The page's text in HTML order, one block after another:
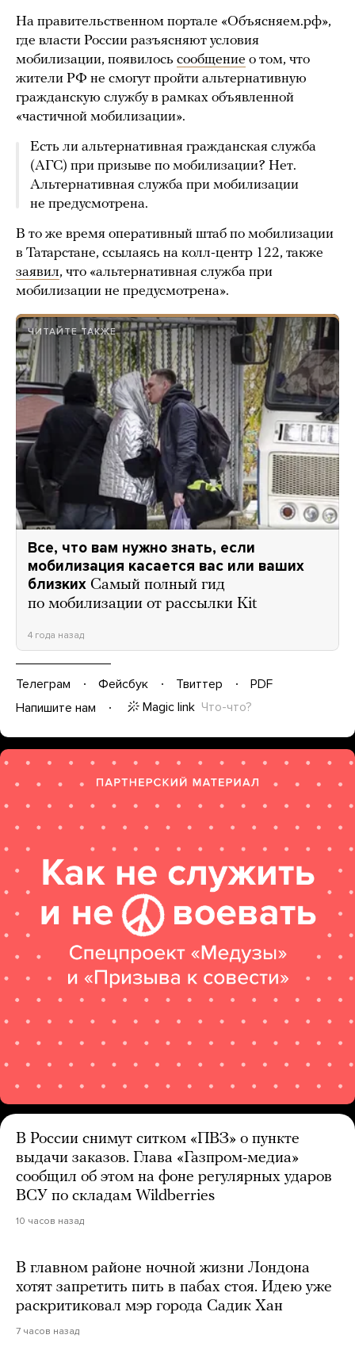
На правительственном портале «Объясняем.рф»,
где власти России разъясняют условия
мобилизации, появилось сообщение о том, что
жители РФ не смогут пройти альтернативную
гражданскую службу в рамках объявленной
«частичной мобилизации».
Есть ли альтернативная гражданская служба
(АГС) при призыве по мобилизации? Нет.
Альтернативная служба при мобилизации
не предусмотрена.
В то же время оперативный штаб по мобилизации
в Татарстане, ссылаясь на колл-центр 122, также
заявил, что «альтернативная служба при
мобилизации не предусмотрена».
ЧИТАЙТЕ ТАКЖЕ
Все, что вам нужно знать, если
мобилизация касается вас или ваших
близких Самый полный гид
по мобилизации от рассылки Kit
4 года назад
Телеграм Фейсбук Твиттер
PDF
Напишите нам
Magic link Что-что?
В России снимут ситком «ПВЗ» о пункте
выдачи заказов. Глава «Газпром-медиа»
сообщил об этом на фоне регулярных ударов
ВСУ по складам Wildberries
10 часов назад
В главном районе ночной жизни Лондона
хотят запретить пить в пабах стоя. Идею уже
раскритиковал мэр города Садик Хан
7 часов назад